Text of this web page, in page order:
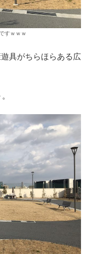
すｗｗｗ
具がちらほらある広